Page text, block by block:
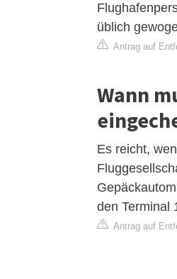
üblich
Antrag auf
Wann
Es reicht,
den Terminal
Antrag auf